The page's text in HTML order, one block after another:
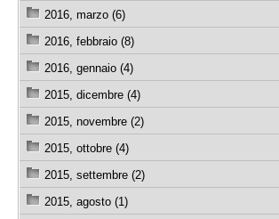
2016, marzo (6)
2016, febbraio (8)
2016, gennaio (4)
2015, dicembre (4)
2015, novembre (2)
2015, ottobre (4)
2015, settembre (2)
2015, agosto (1)